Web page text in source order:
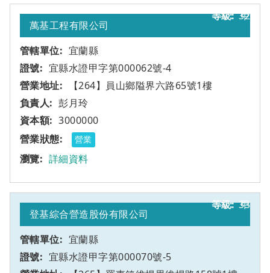
32
萬基工程有限公司
宜蘭縣
宜縣水證甲字第000062號-4
【264】員山鄉隘界六路65號1樓
甲
彭月玲
3000000
營業
詳細資料
33
登基綜合營造股份有限公司
宜蘭縣
宜縣水證甲字第000070號-5
甲